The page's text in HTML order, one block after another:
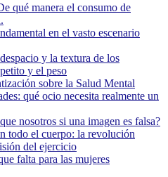
qué manera el consumo de
en el vasto escenario
y la textura de los
y el peso
sobre la Salud Mental
qué ocio necesita realmente un
nosotros si una imagen es falsa?
todo el cuerpo: la revolución
del ejercicio
falta para las mujeres